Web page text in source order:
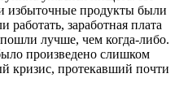
избыточные продукты были
заработная плата
лучше, чем когда-либо.
произведено слишком
кризис, протекавший почти